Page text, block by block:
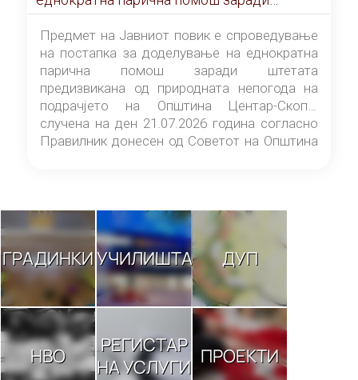
штетата предизвикана од природната
непогода на подрачјето на Општина
Центар-Скопје случена на ден 21.07.2026
година
Предмет на Јавниот повик е спроведување
на постапка за доделување на еднократна
парична помош заради штетата
предизвикана од природната непогода на
подрачјето на Општина Центар-Скопје
случена на ден 21.07.2026 година согласно
Правилник донесен од Советот на Општина
ГРАДИНКИУЧИЛИШТА ДУП
НВО
РЕГИСТАР
НА УСЛУГИ ПРОЕКТИ